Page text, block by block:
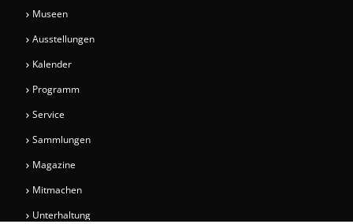
Museen
Ausstellungen
Kalender
Programm
Service
Sammlungen
Magazine
Mitmachen
Unterhaltung